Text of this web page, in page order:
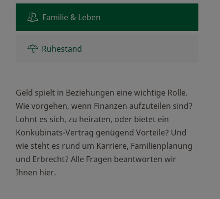
Familie & Leben
Ruhestand
Geld spielt in Beziehungen eine wichtige Rolle.
Wie vorgehen, wenn Finanzen aufzuteilen sind?
Lohnt es sich, zu heiraten, oder bietet ein
Konkubinats-Vertrag genügend Vorteile? Und
wie steht es rund um Karriere, Familienplanung
und Erbrecht? Alle Fragen beantworten wir
Ihnen hier.